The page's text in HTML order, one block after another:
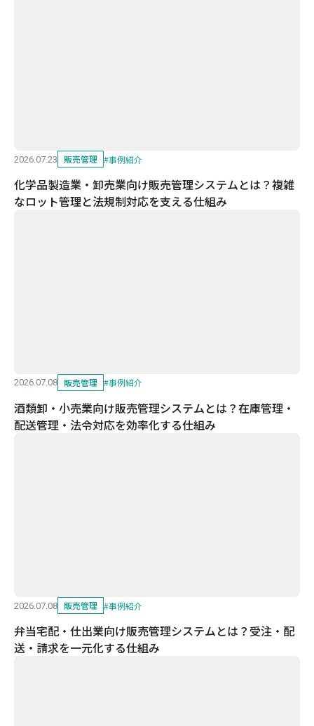
2026.07.23 販売管理 #事例紹介
化学品製造業・卸売業向け販売管理システムとは？複雑
なロット管理と法規制対応を支える仕組み
2026.07.08 販売管理 #事例紹介
酒類卸・小売業向け販売管理システムとは？在庫管理・
配送管理・法令対応を効率化する仕組み
2026.07.08 販売管理 #事例紹介
弁当宅配・仕出業向け販売管理システムとは？受注・配
送・請求を一元化する仕組み